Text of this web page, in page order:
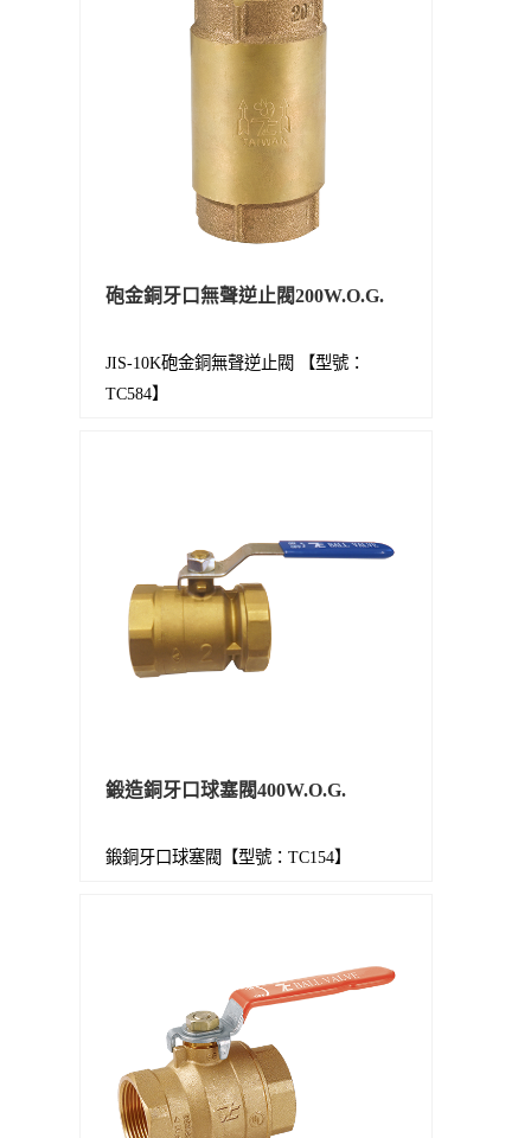
砲金銅牙口無聲逆止閥200W.O.G.
JIS-10K砲金銅無聲逆止閥 【型號：
TC584】
鍛造銅牙口球塞閥400W.O.G.
鍛銅牙口球塞閥【型號：TC154】